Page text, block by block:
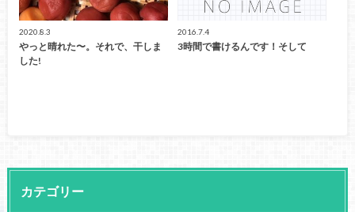
2020.8.3
やっと晴れた〜。それで、干しま
した!
2016.7.4
3時間で書けるんです！そして
カテゴリー